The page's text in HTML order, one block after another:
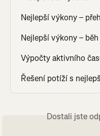
Nejlepší výkony –
Nejlepší výkony – běh
Výpočty aktivního
Řešení potíží s
Dostali jste